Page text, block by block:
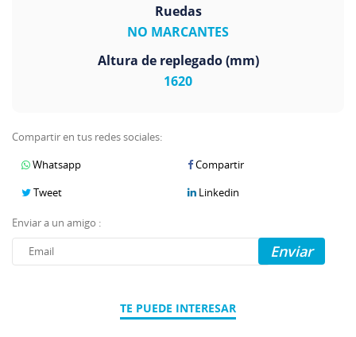
Ruedas
NO MARCANTES
Altura de replegado (mm)
1620
Compartir en tus redes sociales:
Whatsapp
Compartir
Tweet
Linkedin
Enviar a un amigo :
Enviar
TE PUEDE INTERESAR